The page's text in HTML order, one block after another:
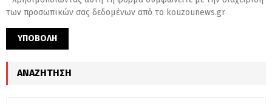
των προσωπικών σας δεδομένων από το kouzounews.gr
ΑΝΑΖΉΤΗΣΗ